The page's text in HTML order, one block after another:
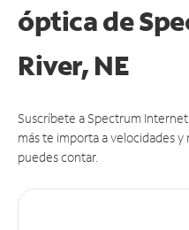
óptica de
River, NE
Suscríbete a Spectrum
más te importa a velocidades
puedes contar.